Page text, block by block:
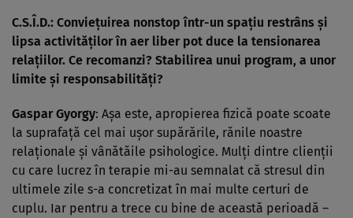
C.S.Î.D.: Convieţuirea nonstop într-un spaţiu restrâns şi
lipsa activităţilor în aer liber pot duce la tensionarea
relaţiilor. Ce recomanzi? Stabilirea unui program, a unor
limite şi responsabilităţi?
Gaspar Gyorgy: Aşa este, apropierea fizică poate scoate
la suprafaţă cel mai uşor supărările, rănile noastre
relaţionale şi vânătăile psihologice. Mulţi dintre clienţii
cu care lucrez în terapie mi-au semnalat că stresul din
ultimele zile s-a concretizat în mai multe certuri de
cuplu. Iar pentru a trece cu bine de această perioadă –